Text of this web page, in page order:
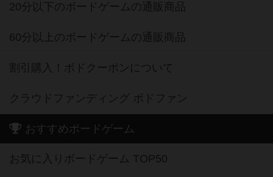
20分以下のボードゲームの通販商品
60分以上のボードゲームの通販商品
割引購入！ボドクーポンについて
クラウドファンディング ボドファン
おすすめボードゲーム
お気に入りボードゲーム TOP50